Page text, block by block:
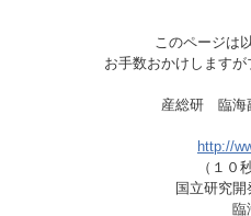
このページは
お手数おかけします
産総研 臨海
http://
（１０
国立研究
臨